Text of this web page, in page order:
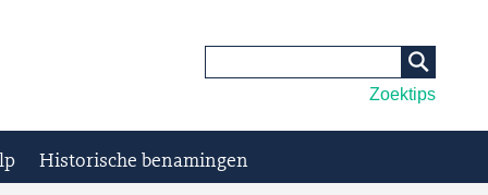
Zoektips
Historische benamingen